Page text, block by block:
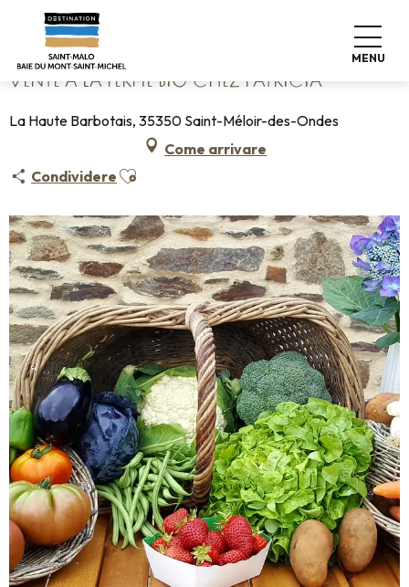
contenu
principal
MENU
Home Vente à la ferme Bio chez Patricia
VENTE À LA FERME BIO CHEZ PATRICIA
La Haute Barbotais, 35350 Saint-Méloir-des-Ondes
Come arrivare
Condividere Ajouter aux favoris